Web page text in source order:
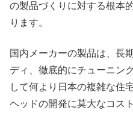
の製品づくりに対する根本
ります。
国内メーカーの製品は、長
ディ、徹底的にチューニン
して何より日本の複雑な住
ヘッドの開発に莫大なコス